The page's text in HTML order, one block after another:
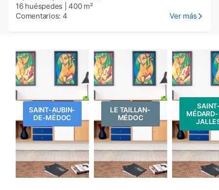
16 huéspedes
400 m²
Comentarios: 4
Ver más
SAINT-AUBIN-
DE-MÉDOC
LE TAILLAN-
MÉDOC